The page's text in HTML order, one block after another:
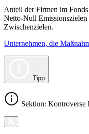
Anteil der Firmen im
Netto-Null Emissionszielen
Zwischenzielen.
Unternehmen, die
Tipp
Sektion: Kontroverse